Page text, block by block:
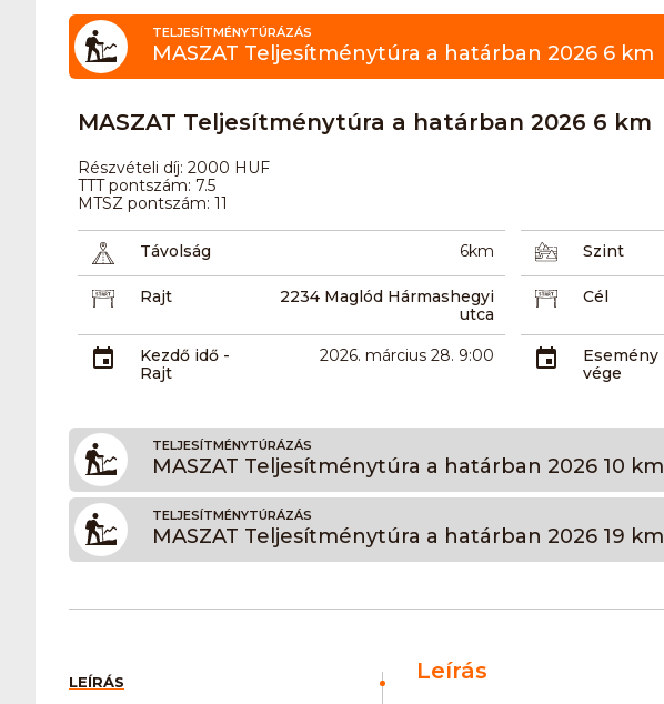
TELJESÍTMÉNYTÚRÁZÁS
MASZAT Teljesítménytúra a határban 2026 6 km
MASZAT Teljesítménytúra a határban 2026 6 km
Részvételi díj: 2000 HUF
TTT pontszám: 7.5
MTSZ pontszám: 11
Távolság 6km Szint
Rajt
2234 Maglód Hármashegyi
utca
Cél
Kezdő idő -
Rajt
2026. március 28. 9:00
Esemény
vége
TELJESÍTMÉNYTÚRÁZÁS
MASZAT Teljesítménytúra a határban 2026 10 km
TELJESÍTMÉNYTÚRÁZÁS
MASZAT Teljesítménytúra a határban 2026 19 km
LEÍRÁS Leírás